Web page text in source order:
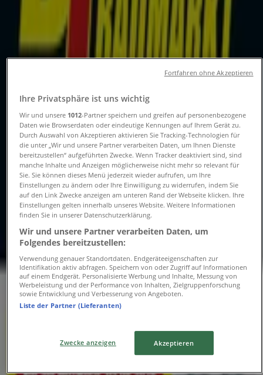
Folgen Sie, um Angebote zu erhalten
Tiendeo in Hannover
Angebote für Baumärkte und Gartencenter in
Hannover
Schneller Blick auf Hellweg
Angebote in Hannover
Kategorie:Baumärkte und Gartencenter
Wir sind gerade dabei Angebote zu "Hellweg" zu
veröffentlichen
Adressen und Öffnungszeiten von
Hellweg
Westfalenstraße 40-44, Hannover
Ihre Privatsphäre ist uns wichtig
Wir und unsere 1012-Partner speichern und greifen auf personenbezogene
Daten wie Browserdaten oder eindeutige Kennungen auf Ihrem Gerät zu.
Durch Auswahl von Akzeptieren aktivieren Sie Tracking-Technologien für
die unter „Wir und unsere Partner verarbeiten Daten, um Ihnen Dienste
bereitzustellen“ aufgeführten Zwecke. Wenn Tracker deaktiviert sind, sind
manche Inhalte und Anzeigen möglicherweise nicht mehr so relevant für
Sie. Sie können dieses Menü jederzeit wieder aufrufen, um Ihre
Einstellungen zu ändern oder Ihre Einwilligung zu widerrufen, indem Sie
auf den Link Zwecke anzeigen am unteren Rand der Webseite klicken. Ihre
Einstellungen gelten innerhalb unseres Website. Weitere Informationen
finden Sie in unserer Datenschutzerklärung.
Wir und unsere Partner verarbeiten Daten, um
Folgendes bereitzustellen:
Verwendung genauer Standortdaten. Endgeräteeigenschaften zur
Identifikation aktiv abfragen. Speichern von oder Zugriff auf Informationen
auf einem Endgerät. Personalisierte Werbung und Inhalte, Messung von
Werbeleistung und der Performance von Inhalten, Zielgruppenforschung
sowie Entwicklung und Verbesserung von Angeboten.
Liste der Partner (Lieferanten)
Zwecke anzeigen Akzeptieren
Fortfahren ohne Akzeptieren